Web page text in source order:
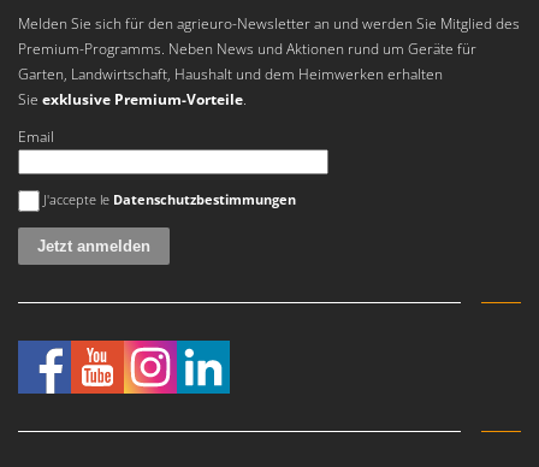
Melden Sie sich für den agrieuro-Newsletter an und werden Sie Mitglied des
Premium-Programms. Neben News und Aktionen rund um Geräte für
Garten, Landwirtschaft, Haushalt und dem Heimwerken erhalten
Sie exklusive Premium-Vorteile.
Email
Es ist ein Fehler aufgetreten
J'accepte le Datenschutzbestimmungen